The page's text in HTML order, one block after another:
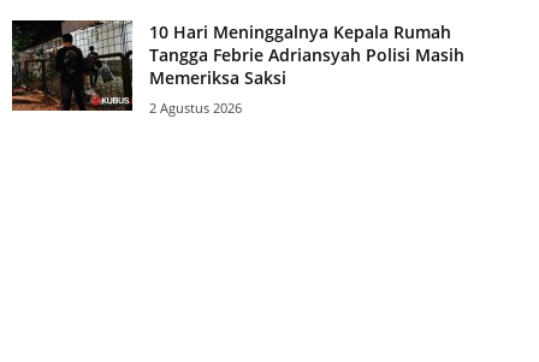
10 Hari Meninggalnya Kepala Rumah
Tangga Febrie Adriansyah Polisi Masih
Memeriksa Saksi
2 Agustus 2026